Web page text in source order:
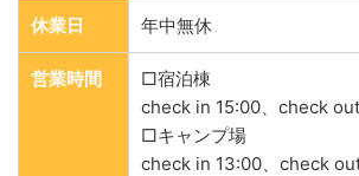
休業日 年中無休
営業時間
□宿泊棟
check in 15:00、check
□キャンプ場
check in 13:00、check